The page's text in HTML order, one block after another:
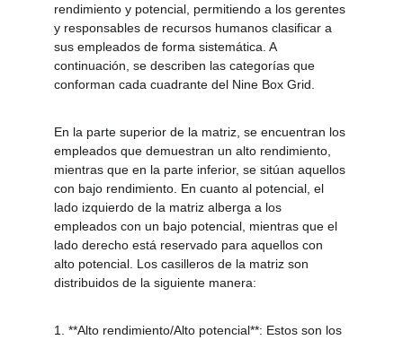
rendimiento y potencial, permitiendo a los gerentes
y responsables de recursos humanos clasificar a
sus empleados de forma sistemática. A
continuación, se describen las categorías que
conforman cada cuadrante del Nine Box Grid.
En la parte superior de la matriz, se encuentran los
empleados que demuestran un alto rendimiento,
mientras que en la parte inferior, se sitúan aquellos
con bajo rendimiento. En cuanto al potencial, el
lado izquierdo de la matriz alberga a los
empleados con un bajo potencial, mientras que el
lado derecho está reservado para aquellos con
alto potencial. Los casilleros de la matriz son
distribuidos de la siguiente manera:
1. **Alto rendimiento/Alto potencial**: Estos son los